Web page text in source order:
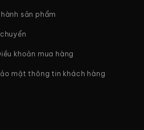
sản phẩm
khoản mua hàng
mật thông tin khách hàng